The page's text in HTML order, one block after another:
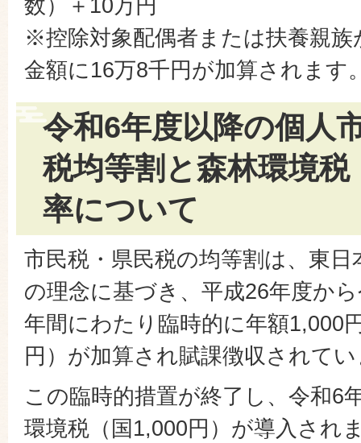
数）＋10万円
※控除対象配偶者または扶養親族
金額に16万8千円が加算されます
令和6年度以降の個人
税均等割と森林環境税
率について
市民税・県民税の均等割は、東日
の理念に基づき、平成26年度か
年間にわたり臨時的に年額1,000
円）が加算され賦課徴収されて
この臨時的措置が終了し、令和6
環境税（国1,000円）が導入され